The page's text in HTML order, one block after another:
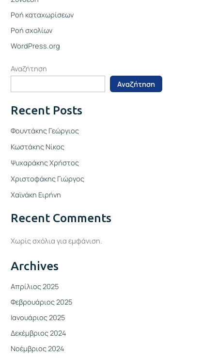
Ροή καταχωρίσεων
Ροή σχολίων
WordPress.org
Αναζήτηση
Αναζήτηση
Recent Posts
Φουντάκης Γεώργιος
Κωστάκης Νίκος
Ψυχαράκης Χρήστος
Χριστοφάκης Γιώργος
Χαϊνάκη Ειρήνη
Recent Comments
Χωρίς σχόλια για εμφάνιση.
Archives
Απρίλιος 2025
Φεβρουάριος 2025
Ιανουάριος 2025
Δεκέμβριος 2024
Νοέμβριος 2024